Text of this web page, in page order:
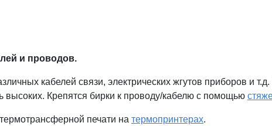
и проводов.
кабелей связи, электрических жгутов приборов и
Крепятся бирки к проводу/кабелю с помощью
печати на термопринтерах.